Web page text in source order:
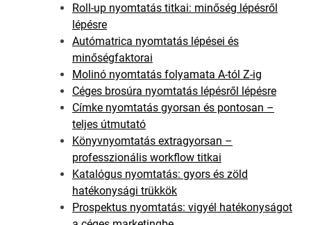
Roll-up nyomtatás titkai: minőség lépésről
lépésre
Autómatrica nyomtatás lépései és
minőségfaktorai
Molinó nyomtatás folyamata A-tól Z-ig
Céges brosúra nyomtatás lépésről lépésre
Címke nyomtatás gyorsan és pontosan –
teljes útmutató
Könyvnyomtatás extragyorsan –
professzionális workflow titkai
Katalógus nyomtatás: gyors és zöld
hatékonysági trükkök
Prospektus nyomtatás: vigyél hatékonyságot